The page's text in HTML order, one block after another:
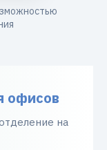
офисов
на